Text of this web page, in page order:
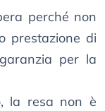
perché non
prestazione di
per la
la resa non è